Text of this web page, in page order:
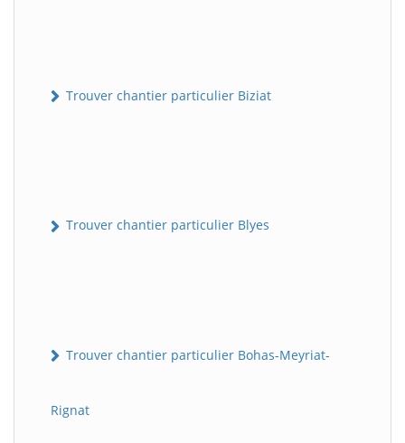
Trouver chantier particulier Biziat
Trouver chantier particulier Blyes
Trouver chantier particulier Bohas-Meyriat-
Rignat